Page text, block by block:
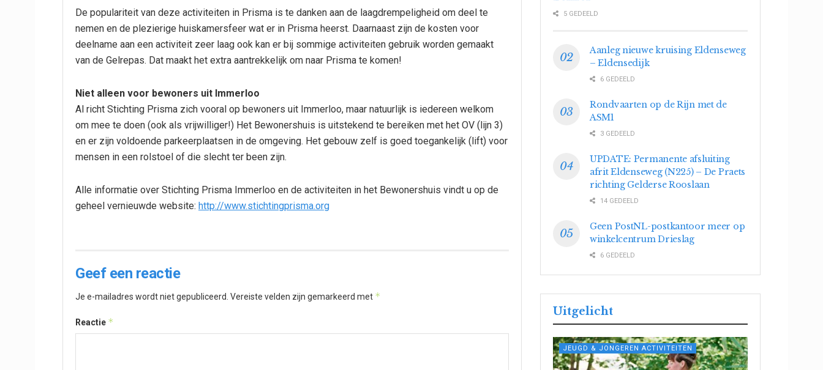
De populariteit van deze activiteiten in Prisma is te danken aan de laagdrempeligheid om deel te
nemen en de plezierige huiskamersfeer wat er in Prisma heerst. Daarnaast zijn de kosten voor
deelname aan een activiteit zeer laag ook kan er bij sommige activiteiten gebruik worden gemaakt
van de Gelrepas. Dat maakt het extra aantrekkelijk om naar Prisma te komen!
Niet alleen voor bewoners uit Immerloo
Al richt Stichting Prisma zich vooral op bewoners uit Immerloo, maar natuurlijk is iedereen welkom
om mee te doen (ook als vrijwilliger!) Het Bewonershuis is uitstekend te bereiken met het OV (lijn 3)
en er zijn voldoende parkeerplaatsen in de omgeving. Het gebouw zelf is goed toegankelijk (lift) voor
mensen in een rolstoel of die slecht ter been zijn.
Alle informatie over Stichting Prisma Immerloo en de activiteiten in het Bewonershuis vindt u op de
geheel vernieuwde website: http://www.stichtingprisma.org
Geef een reactie
Je e-mailadres wordt niet gepubliceerd. Vereiste velden zijn gemarkeerd met *
Reactie *
5 GEDEELD
Aanleg nieuwe kruising Eldenseweg
– Eldensedijk
6 GEDEELD
Rondvaarten op de Rijn met de
ASM1
3 GEDEELD
UPDATE: Permanente afsluiting
afrit Eldenseweg (N225) – De Praets
richting Gelderse Rooslaan
14 GEDEELD
Geen PostNL-postkantoor meer op
winkelcentrum Drieslag
6 GEDEELD
Uitgelicht
JEUGD & JONGEREN ACTIVITEITEN